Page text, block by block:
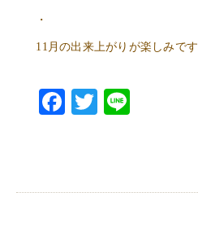
・
11月の出来上がりが楽しみです
Facebook
Twitter